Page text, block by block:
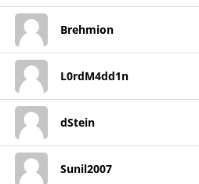
Brehmion
L0rdM4dd1n
dStein
Sunil2007